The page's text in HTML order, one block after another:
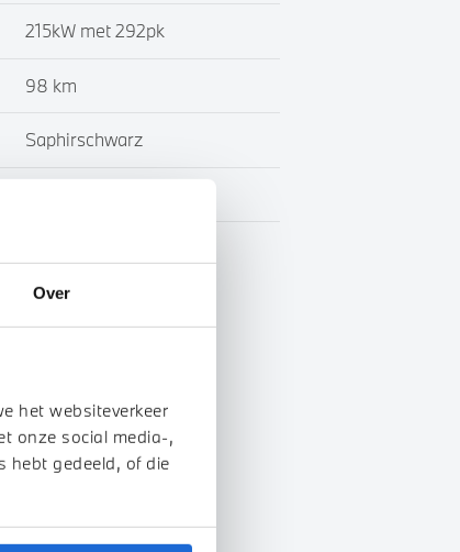
Over
het websiteverkeer
onze social media-,
hebt gedeeld, of die
215kW met 292pk
98 km
Saphirschwarz